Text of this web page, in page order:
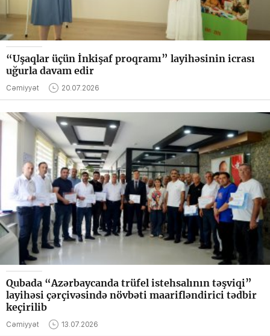
“Uşaqlar üçün İnkişaf proqramı” layihəsinin icrası
uğurla davam edir
Cəmiyyət 20.07.2026
Qubada “Azərbaycanda trüfel istehsalının təşviqi”
layihəsi çərçivəsində növbəti maarifləndirici tədbir
keçirilib
Cəmiyyət 13.07.2026